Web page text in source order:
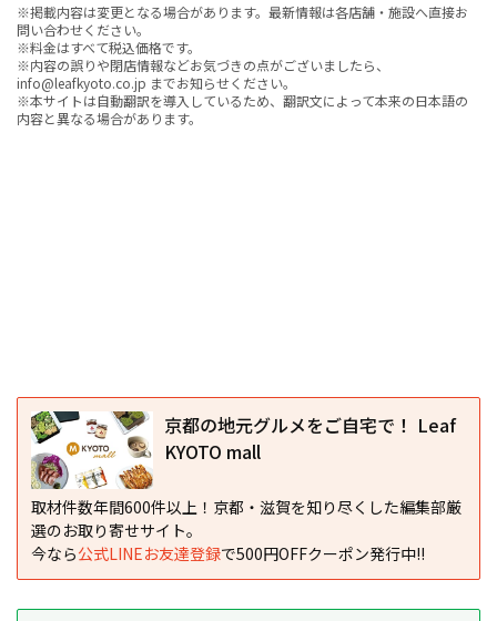
※掲載内容は変更となる場合があります。最新情報は各店舗・施設へ直接お
問い合わせください。
※料金はすべて税込価格です。
※内容の誤りや閉店情報などお気づきの点がございましたら、
info@leafkyoto.co.jp までお知らせください。
※本サイトは自動翻訳を導入しているため、翻訳文によって本来の日本語の
内容と異なる場合があります。
京都の地元グルメをご自宅で！ Leaf
KYOTO mall
取材件数年間600件以上！京都・滋賀を知り尽くした編集部厳
選のお取り寄せサイト。
今なら公式LINEお友達登録で500円OFFクーポン発行中!!